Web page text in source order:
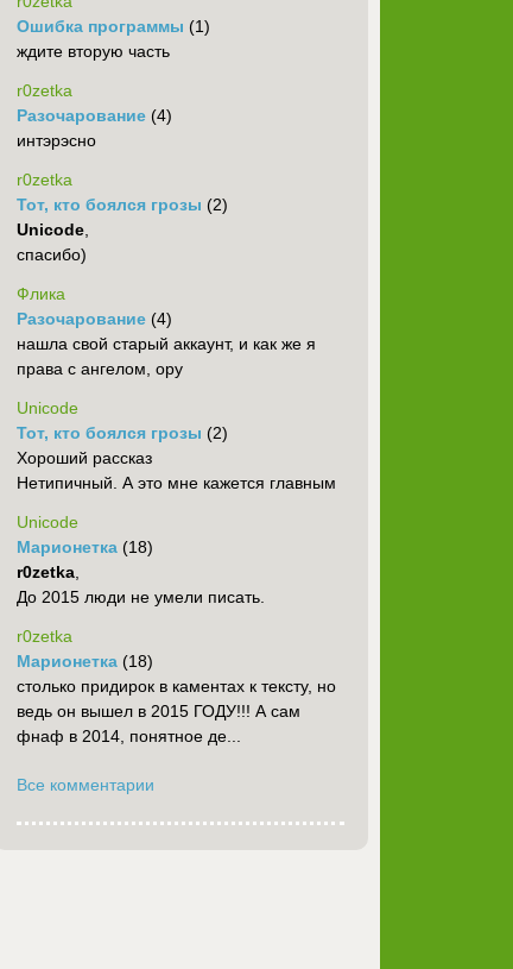
Ошибка программы (1)
ждите вторую часть
r0zetka
Разочарование (4)
интэрэсно
r0zetka
Тот, кто боялся грозы (2)
Unicode
спасибо)
Флика
Разочарование (4)
нашла свой старый аккаунт, и как же я
права с ангелом, ору
Unicode
Тот, кто боялся грозы (2)
Хороший рассказ
Нетипичный. А это мне кажется главным
Unicode
Марионетка (18)
r0zetka
До 2015 люди не умели писать.
r0zetka
Марионетка (18)
столько придирок в каментах к тексту, но
ведь он вышел в 2015 ГОДУ!!! А сам
фнаф в 2014, понятное де...
Все комментарии